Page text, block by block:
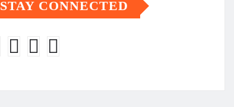
STAY CONNECTED